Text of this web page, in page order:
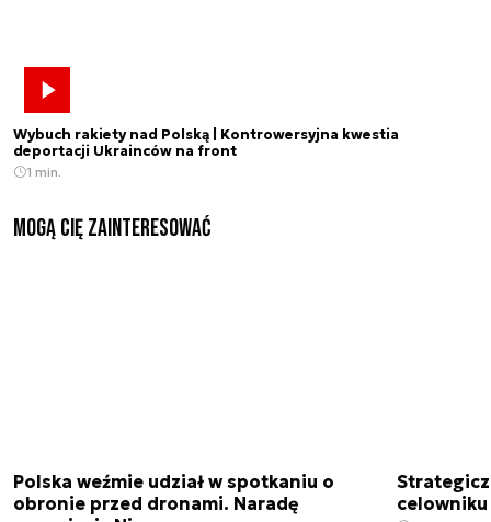
Wybuch rakiety nad Polską | Kontrowersyjna kwestia
deportacji Ukrainców na front
1 min.
Mogą Cię zainteresować
Polska weźmie udział w spotkaniu o
obronie przed dronami. Naradę